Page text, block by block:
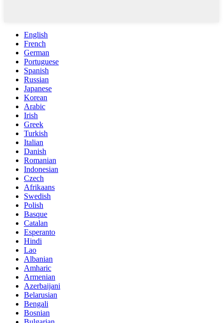
English
French
German
Portuguese
Spanish
Russian
Japanese
Korean
Arabic
Irish
Greek
Turkish
Italian
Danish
Romanian
Indonesian
Czech
Afrikaans
Swedish
Polish
Basque
Catalan
Esperanto
Hindi
Lao
Albanian
Amharic
Armenian
Azerbaijani
Belarusian
Bengali
Bosnian